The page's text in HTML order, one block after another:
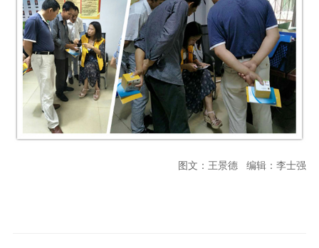
图文：王景德 编辑：李士强